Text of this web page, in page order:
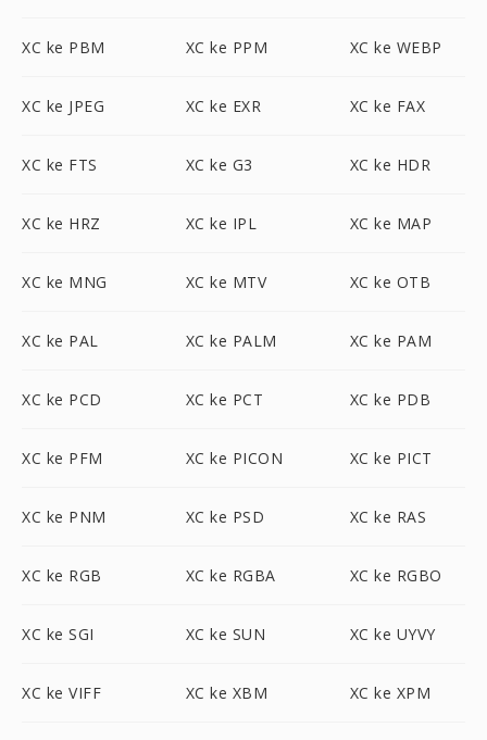
XC ke PBM XC ke PPM XC ke WEBP
XC ke JPEG XC ke EXR XC ke FAX
XC ke FTS XC ke G3 XC ke HDR
XC ke HRZ XC ke IPL XC ke MAP
XC ke MNG XC ke MTV XC ke OTB
XC ke PAL XC ke PALM XC ke PAM
XC ke PCD XC ke PCT XC ke PDB
XC ke PFM XC ke PICON XC ke PICT
XC ke PNM XC ke PSD XC ke RAS
XC ke RGB XC ke RGBA XC ke RGBO
XC ke SGI XC ke SUN XC ke UYVY
XC ke VIFF XC ke XBM XC ke XPM